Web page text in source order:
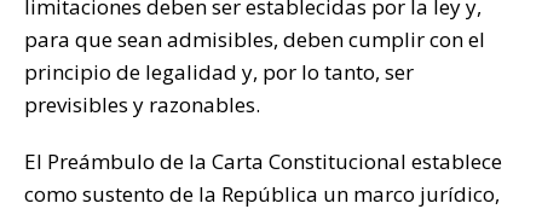
limitaciones deben ser establecidas por la ley y,
para que sean admisibles, deben cumplir con el
principio de legalidad y, por lo tanto, ser
previsibles y razonables.
El Preámbulo de la Carta Constitucional establece
como sustento de la República un marco jurídico,